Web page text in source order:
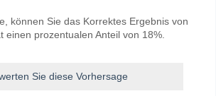
können Sie das Korrektes Ergebnis von
einen prozentualen Anteil von 18%.
Sie diese Vorhersage